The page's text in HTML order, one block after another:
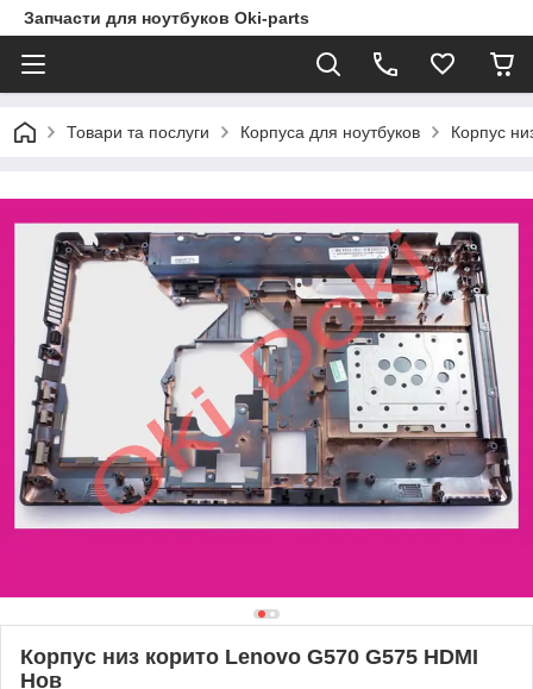
Запчасти для ноутбуков Oki-parts
Товари та послуги Корпуса для ноутбуков Корпус
Корпус низ корито Lenovo G570 G575 HDMI
Нов